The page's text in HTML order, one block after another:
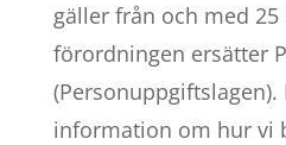
gäller från och med 25
förordningen ersätter
information om hur vi